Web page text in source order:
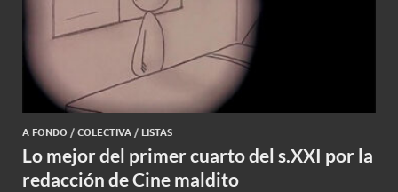
A FONDO / COLECTIVA / LISTAS
Lo mejor del primer cuarto del s.XXI por la
redacción de Cine maldito